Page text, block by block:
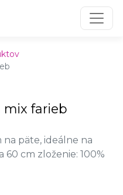
mix farieb
na päte, ideálne na
60 cm zloženie: 100%